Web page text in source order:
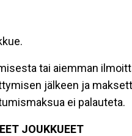
tai aiemman
jälkeen ja
ei palauteta.
JOUKKUEET